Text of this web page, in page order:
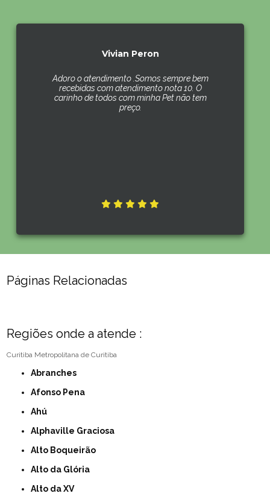
Vivian Peron
Adoro o atendimento .Somos sempre bem
recebidas com atendimento nota 10. O
carinho de todos com minha Pet não tem
preço.
Páginas Relacionadas
Regiões onde a atende :
Curitiba Metropolitana de Curitiba
Abranches
Afonso Pena
Ahú
Alphaville Graciosa
Alto Boqueirão
Alto da Glória
Alto da XV